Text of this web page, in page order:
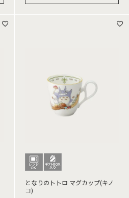
となりのトトロ マグカップ(キノ
コ)